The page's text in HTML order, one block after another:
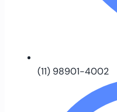
(11) 98901-4002